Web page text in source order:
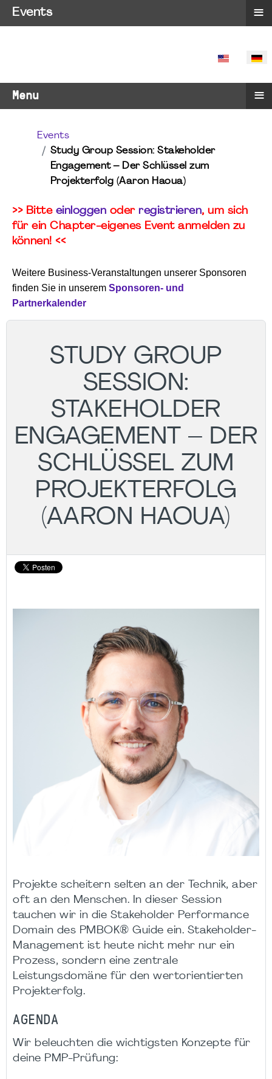
SPRACHE
Menu ≡
Events
Study Group Session: Stakeholder
Engagement – Der Schlüssel zum
Projekterfolg (Aaron Haoua)
>> Bitte einloggen oder registrieren, um sich
für ein Chapter-eigenes Event anmelden zu
können! <<
Weitere Business-Veranstaltungen unserer Sponsoren
finden Sie in unserem Sponsoren- und
Partnerkalender
STUDY GROUP
SESSION:
STAKEHOLDER
ENGAGEMENT – DER
SCHLÜSSEL ZUM
PROJEKTERFOLG
(AARON HAOUA)
Projekte scheitern selten an der Technik, aber
oft an den Menschen. In dieser Session
tauchen wir in die Stakeholder Performance
Domain des PMBOK® Guide ein. Stakeholder-
Management ist heute nicht mehr nur ein
Prozess, sondern eine zentrale
Leistungsdomäne für den wertorientierten
Projekterfolg.
AGENDA
Wir beleuchten die wichtigsten Konzepte für
deine PMP-Prüfung:
Events ≡